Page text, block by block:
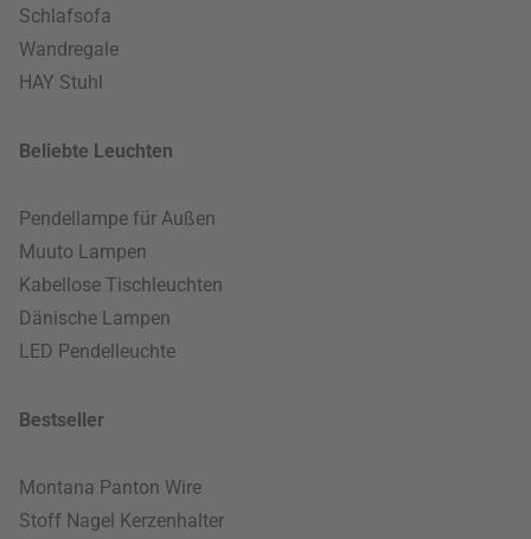
Schlafsofa
Wandregale
HAY Stuhl
Beliebte Leuchten
Pendellampe für Außen
Muuto Lampen
Kabellose Tischleuchten
Dänische Lampen
LED Pendelleuchte
Bestseller
Montana Panton Wire
Stoff Nagel Kerzenhalter